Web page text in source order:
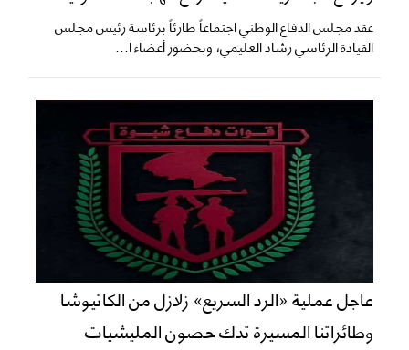
عقد مجلس الدفاع الوطني اجتماعاً طارئاً برئاسة رئيس مجلس
القيادة الرئاسي رشاد العليمي، وبحضور أعضاء ا...
عاجل عملية «الرد السريع» زلازل من الكاتيوشا
وطائراتنا المسيرة تدك حصون المليشيات